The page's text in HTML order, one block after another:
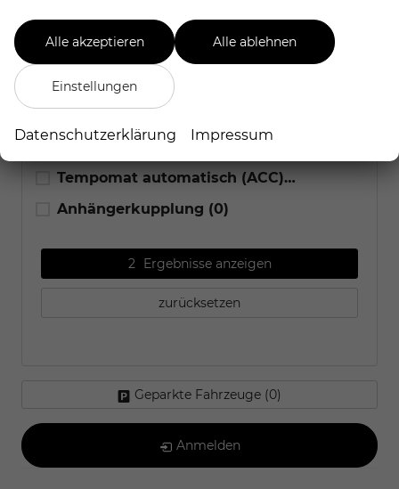
Schiebedach(0)
Sitzheizung
(0)
LED-Scheinwerfer
Xenon-Scheinwerfer
Tempomat automatisch (ACC)(0)
Anhängerkupplung (0)
2 Ergebnisse anzeigen
zurücksetzen
Geparkte Fahrzeuge (0)
Anmelden
Alle akzeptieren Alle ablehnen
Einstellungen
Datenschutzerklärung Impressum